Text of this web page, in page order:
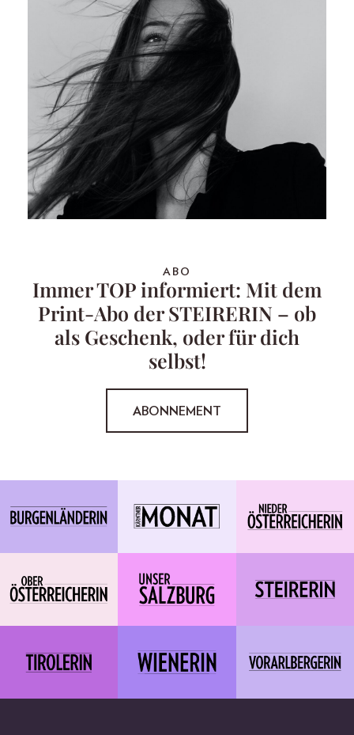
ABO
Immer TOP informiert: Mit dem
Print-Abo der STEIRERIN – ob
als Geschenk, oder für dich
selbst!
ABONNEMENT